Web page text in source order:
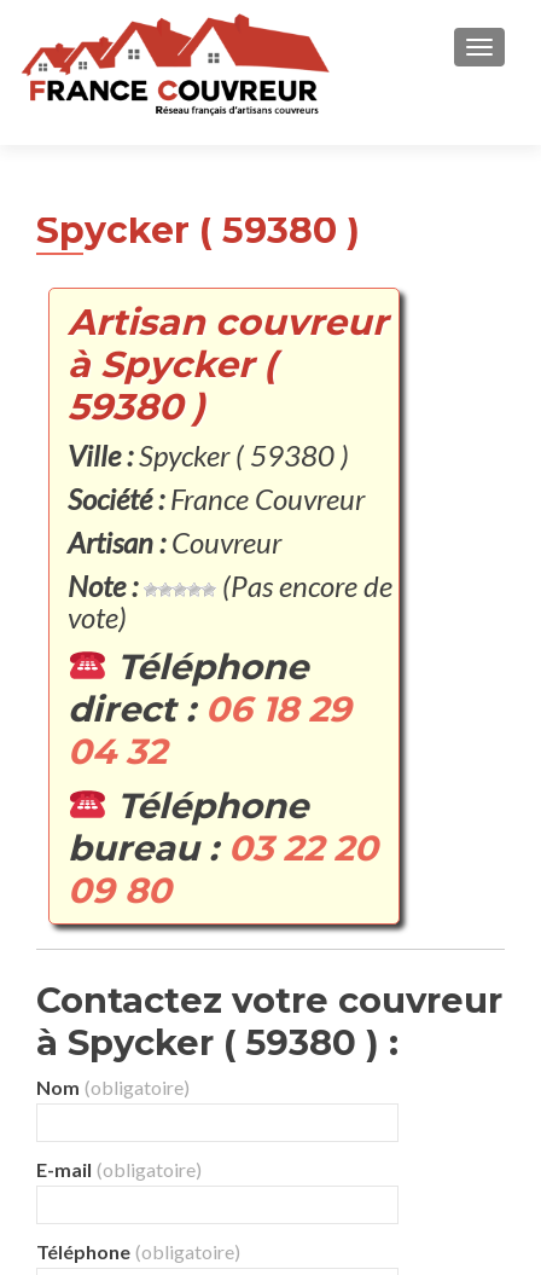
Spycker ( 59380 )
Artisan couvreur
à Spycker (
59380 )
Ville :Spycker ( 59380 )
Société :France Couvreur
Artisan :Couvreur
Note :
(Pas encore de
vote)
Téléphone
direct : 06 18 29
04 32
Téléphone
bureau : 03 22 20
09 80
Contactez votre couvreur
à Spycker ( 59380 ) :
Nom (obligatoire)
E-mail (obligatoire)
Téléphone (obligatoire)